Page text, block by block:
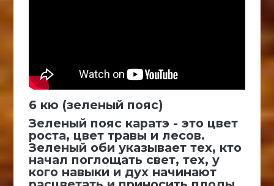
6 кю (зеленый пояс)
Зеленый пояс каратэ - это цвет
роста, цвет травы и лесов.
Зеленый оби указывает тех, кто
начал поглощать свет, тех, у
кого навыки и дух начинают